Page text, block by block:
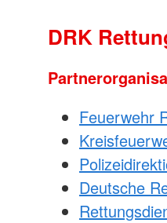
DRK
Feuerwehr
Deutsche